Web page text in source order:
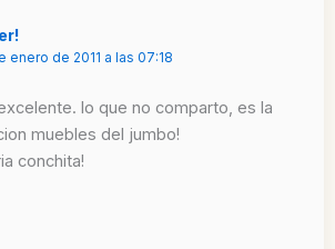
enero de 2011 a las 07:18
lo que no comparto, es la
muebles del jumbo!
conchita!